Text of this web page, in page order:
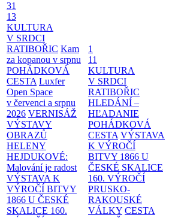
31
13
KULTURA
V SRDCI
RATIBOŘIC Kam
za kopanou v srpnu
POHÁDKOVÁ
CESTA Luxfer
Open Space
v červenci a srpnu
2026 VERNISÁŽ
VÝSTAVY
OBRAZŮ
HELENY
HEJDUKOVÉ:
Malování je radost
VÝSTAVA K
VÝROČÍ BITVY
1866 U ČESKÉ
SKALICE 160.
1
11
KULTURA
V SRDCI
RATIBOŘIC
HLEDÁNÍ –
HĽADANIE
POHÁDKOVÁ
CESTA VÝSTAVA
K VÝROČÍ
BITVY 1866 U
ČESKÉ SKALICE
160. VÝROČÍ
PRUSKO-
RAKOUSKÉ
VÁLKY CESTA